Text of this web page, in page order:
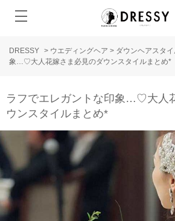
DRESSY > ウエディングヘア > ダウンヘアスタ
象…♡大人花嫁さま必見のダウンスタイルまとめ*
ラフでエレガントな印象…♡大人
ウンスタイルまとめ*